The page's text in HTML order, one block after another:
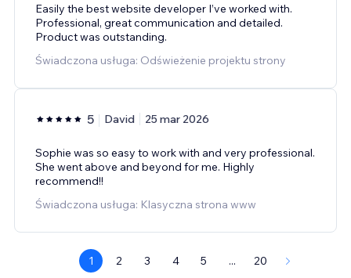
Easily the best website developer I’ve worked with.
Professional, great communication and detailed.
Product was outstanding.
Świadczona usługa: Odświeżenie projektu strony
5 David 25 mar 2026
Sophie was so easy to work with and very professional.
She went above and beyond for me. Highly
recommend!!
Świadczona usługa: Klasyczna strona www
1 2 3 4 5 ... 20